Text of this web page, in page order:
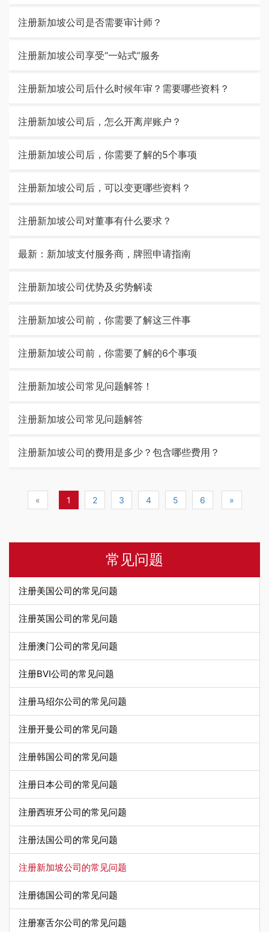
注册新加坡公司是否需要审计师？
注册新加坡公司享受“一站式”服务
注册新加坡公司后什么时候年审？需要哪些资料？
注册新加坡公司后，怎么开离岸账户？
注册新加坡公司后，你需要了解的5个事项
注册新加坡公司后，可以变更哪些资料？
注册新加坡公司对董事有什么要求？
最新：新加坡支付服务商，牌照申请指南
注册新加坡公司优势及劣势解读
注册新加坡公司前，你需要了解这三件事
注册新加坡公司前，你需要了解的6个事项
注册新加坡公司常见问题解答！
注册新加坡公司常见问题解答
注册新加坡公司的费用是多少？包含哪些费用？
« 1 2 3 4 5 6 »
常见问题
注册美国公司的常见问题
注册英国公司的常见问题
注册澳门公司的常见问题
注册BVI公司的常见问题
注册马绍尔公司的常见问题
注册开曼公司的常见问题
注册韩国公司的常见问题
注册日本公司的常见问题
注册西班牙公司的常见问题
注册法国公司的常见问题
注册新加坡公司的常见问题
注册德国公司的常见问题
注册塞舌尔公司的常见问题